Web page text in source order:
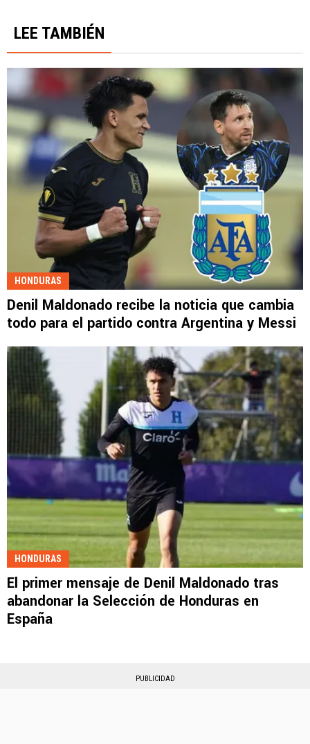
LEE TAMBIÉN
HONDURAS
Denil Maldonado recibe la noticia que cambia
todo para el partido contra Argentina y Messi
HONDURAS
El primer mensaje de Denil Maldonado tras
abandonar la Selección de Honduras en
España
PUBLICIDAD